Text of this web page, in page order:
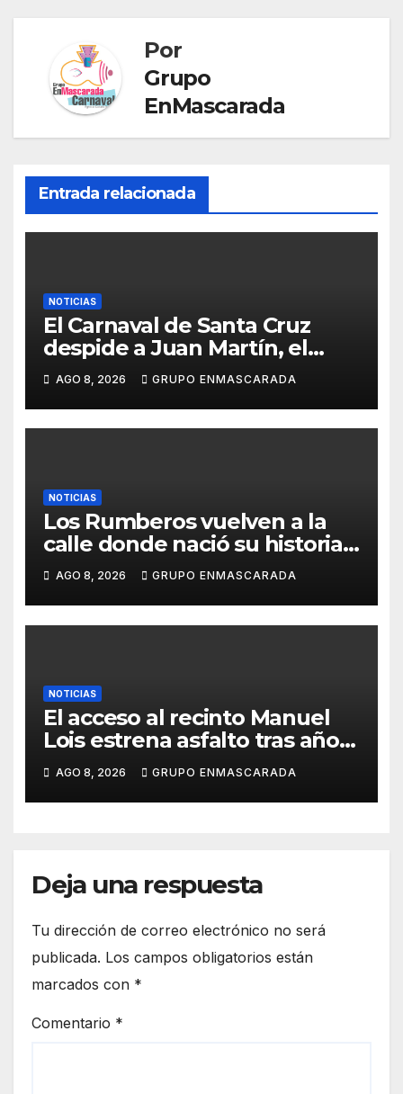
Por
Grupo
EnMascarada
Entrada relacionada
NOTICIAS
El Carnaval de Santa Cruz
despide a Juan Martín, el
inolvidable «Cristóbal Colón»
AGO 8, 2026 GRUPO ENMASCARADA
NOTICIAS
Los Rumberos vuelven a la
calle donde nació su historia:
51 años después, el mismo
barrio, el mismo orgullo
AGO 8, 2026 GRUPO ENMASCARADA
NOTICIAS
El acceso al recinto Manuel
Lois estrena asfalto tras años
de espera
AGO 8, 2026 GRUPO ENMASCARADA
Deja una respuesta
Tu dirección de correo electrónico no será
publicada. Los campos obligatorios están
marcados con *
Comentario *